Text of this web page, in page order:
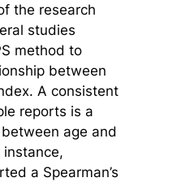
the research
studies
method to
between
A consistent
reports is a
age and
a Spearman’s